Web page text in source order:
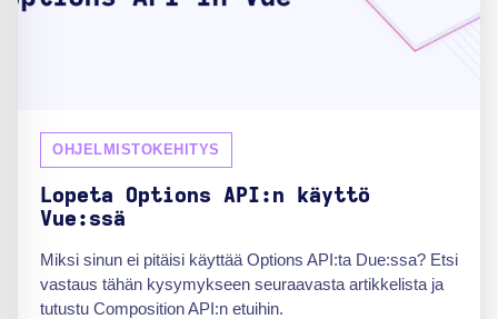
OHJELMISTOKEHITYS
Lopeta Options API:n käyttö
Vue:ssä
Miksi sinun ei pitäisi käyttää Options API:ta Due:ssa? Etsi
vastaus tähän kysymykseen seuraavasta artikkelista ja
tutustu Composition API:n etuihin.